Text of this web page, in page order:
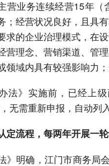
营业务连续经营15年（
；经营状况良好，且具
求的企业治理模式，在
营理念、营销渠道、管
领域内具有较强影响力
法》实施前，已经上
无需重新申报，自动列
定流程 ， 每两年开展一
》明确，江门市商务